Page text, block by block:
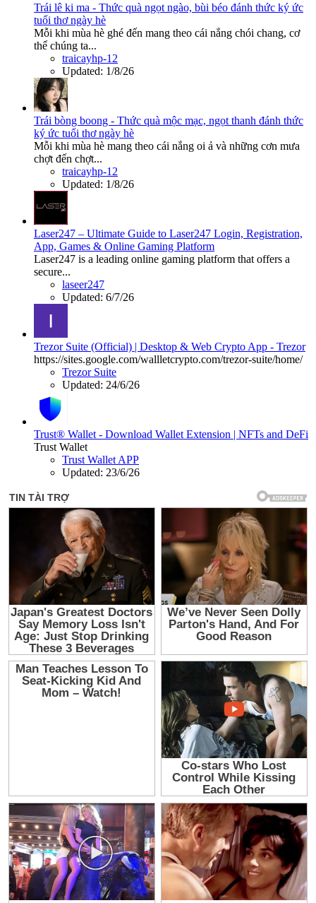
Trái lê ki ma - Thức quà ngọt ngào, bùi béo đánh thức ký ức
tuổi thơ ngày hè
Mỗi khi mùa hè ghé đến mang theo cái nắng chói chang, cơ
thể chúng ta...
traicayhp-12
Updated: 1/8/26
Trái bòng boong - Thức quà mộc mạc, ngọt thanh đánh thức
ký ức tuổi thơ ngày hè
Mỗi khi mùa hè mang theo cái nắng oi ả và những cơn mưa
chợt đến chợt...
traicayhp-12
Updated: 1/8/26
Laser247 – Ultimate Guide to Laser247 Login, Registration,
App, Games & Online Gaming Platform
Laser247 is a leading online gaming platform that offers a
secure...
laseer247
Updated: 6/7/26
Trezor Suite (Official) | Desktop & Web Crypto App - Trezor
https://sites.google.com/wallletcrypto.com/trezor-suite/home/
Trezor Suite
Updated: 24/6/26
Trust® Wallet - Download Wallet Extension | NFTs and DeFi
Trust Wallet
Trust Wallet APP
Updated: 23/6/26